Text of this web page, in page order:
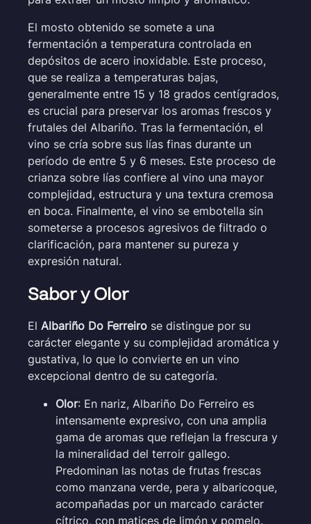
El mosto obtenido se somete a una
fermentación a temperatura controlada en
depósitos de acero inoxidable. Este proceso,
que se realiza a temperaturas bajas,
generalmente entre 15 y 18 grados centígrados,
es crucial para preservar los aromas frescos y
frutales del Albariño. Tras la fermentación, el
vino se cría sobre sus lías finas durante un
período de entre 5 y 6 meses. Este proceso de
crianza sobre lías confiere al vino una mayor
complejidad, estructura y una textura cremosa
en boca. Finalmente, el vino se embotella sin
someterse a procesos agresivos de filtrado o
clarificación, para mantener su pureza y
expresión natural.
Sabor y Olor
El Albariño Do Ferreiro se distingue por su
carácter elegante y su complejidad aromática y
gustativa, lo que lo convierte en un vino
excepcional dentro de su categoría.
Olor: En nariz, Albariño Do Ferreiro es
intensamente expresivo, con una amplia
gama de aromas que reflejan la frescura y
la mineralidad del terroir gallego.
Predominan las notas de frutas frescas
como manzana verde, pera y albaricoque,
acompañadas por un marcado carácter
cítrico, con matices de limón y pomelo.